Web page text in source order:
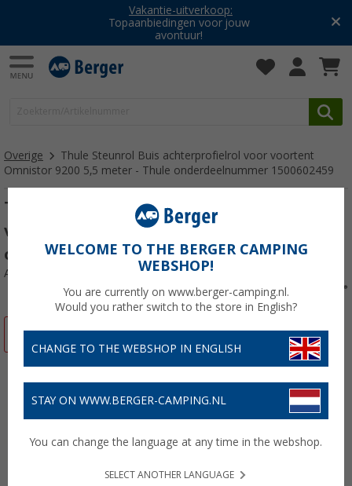
Vakantie-uitverkoop:
Topaanbiedingen voor jouw
avontuur!
Overige
Thule Steunrol Buis achterprofielrol voor voortent
Omnistor 9200 5,5 meter - Thule onderdeelnummer 1500602459
Thule Steunrol Buis achterprofielrol voor
voortent Omnistor 9200 5,5 meter - Thule
onderdeelnummer 1500602459
Artikelnr: 740813
-5%
WELCOME TO THE BERGER CAMPING
WEBSHOP!
You are currently on www.berger-camping.nl.
Would you rather switch to the store in English?
CHANGE TO THE WEBSHOP IN ENGLISH
STAY ON WWW.BERGER-CAMPING.NL
You can change the language at any time in the webshop.
SELECT ANOTHER LANGUAGE